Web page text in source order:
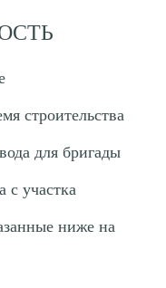
строительства
для бригады
с участка
ниже на